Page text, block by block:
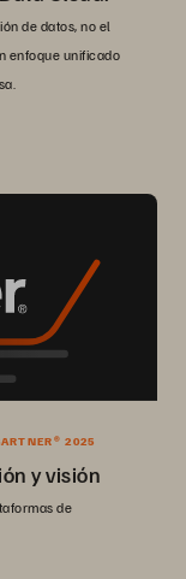
de datos, no el
enfoque unificado
2025
y visión
de